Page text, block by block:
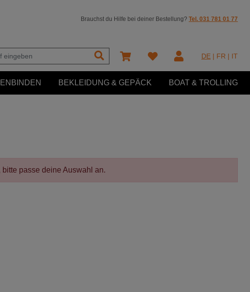
Brauchst du Hilfe bei deiner Bestellung? Tel. 031 781 01 77
DE FR IT
BEKLEIDUNG & GEPÄCK BOAT & TROLLING
passe deine Auswahl an.